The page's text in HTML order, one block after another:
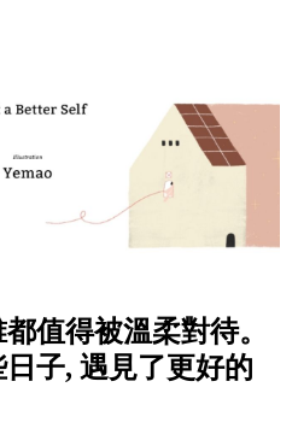
值得被溫柔對待。
子, 遇見了更好的